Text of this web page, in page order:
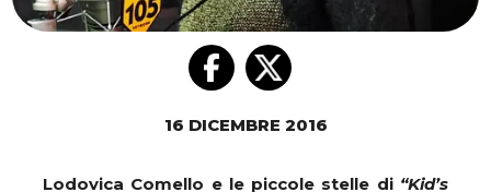
16 DICEMBRE 2016
Lodovica Comello e le piccole stelle di “Kid’s